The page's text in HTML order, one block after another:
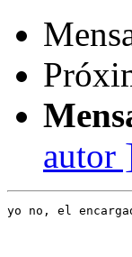
autor
yo no, el